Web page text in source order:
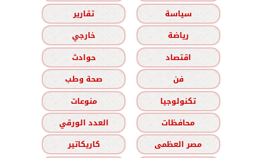
سياسة
تقارير
رياضة
خارجي
اقتصاد
حوادث
فن
صحة وطب
تكنولوجيا
منوعات
محافظات
العدد الورقي
مصر العظمى
كاريكاتير